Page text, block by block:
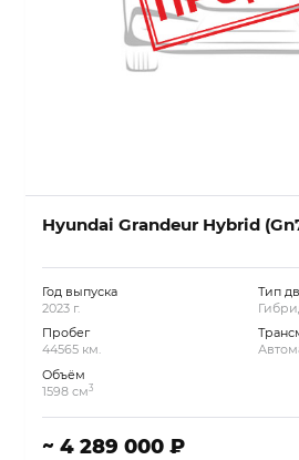
Hyundai Grandeur Hybrid
Год выпуска
2023 г.
Пробег
44565 км.
Объём
1598 см3
Тип
~ 4 289 000 ₽